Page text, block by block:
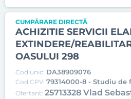
CUMPĂRARE DIRECTĂ
ACHIZITIE SERVICII
EXTINDERE/
OASULUI 298
Cod unic: DA38909076
Cod CPV: 79314000-8 - Studiu de
Ofertant: 25713328 Vlad